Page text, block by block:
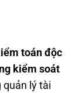
toán độc
kiểm soát
quản lý tài